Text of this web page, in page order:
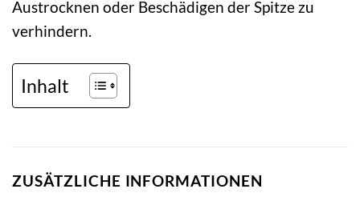
Austrocknen oder Beschädigen der Spitze zu
verhindern.
Inhalt
ZUSÄTZLICHE INFORMATIONEN